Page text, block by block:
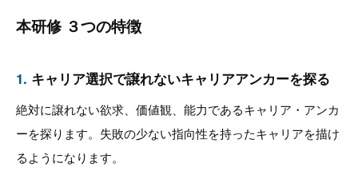
本研修 ３つの特徴
1. キャリア選択で譲れないキャリアアンカーを探る
絶対に譲れない欲求、価値観、能力であるキャリア・アンカ
ーを探ります。失敗の少ない指向性を持ったキャリアを描け
るようになります。